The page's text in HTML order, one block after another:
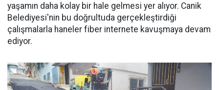
yaşamın daha kolay bir hale gelmesi yer alıyor. Canik
Belediyesi'nin bu doğrultuda gerçekleştirdiği
çalışmalarla haneler fiber internete kavuşmaya devam
ediyor.